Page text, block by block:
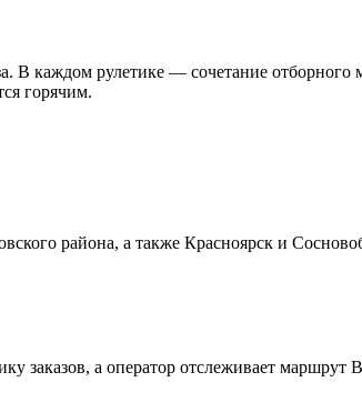
В каждом рулетике — сочетание
горячим.
района, а также Красноярск и
заказов, а оператор отслеживает маршрут